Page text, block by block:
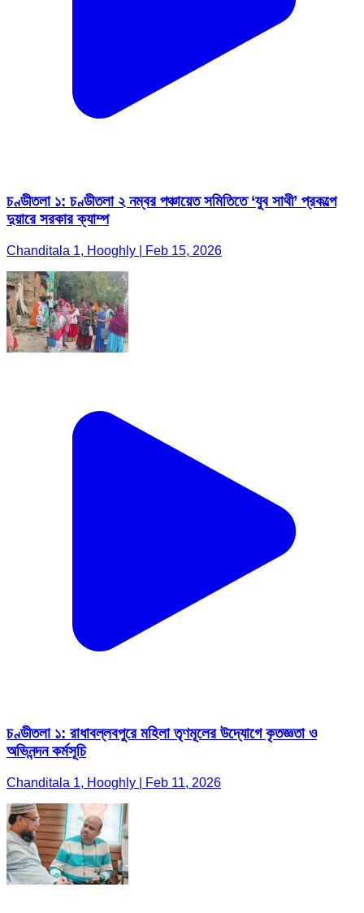
চণ্ডীতলা ১: চণ্ডীতলা ২ নম্বর পঞ্চায়েত সমিতিতে ‘যুব সাথী’ প্রকল্পে
দুয়ারে সরকার ক্যাম্প
Chanditala 1, Hooghly | Feb 15, 2026
চণ্ডীতলা ১: রাধাবল্লবপুরে মহিলা তৃণমূলের উদ্যোগে কৃতজ্ঞতা ও
অভিনন্দন কর্মসূচি
Chanditala 1, Hooghly | Feb 11, 2026